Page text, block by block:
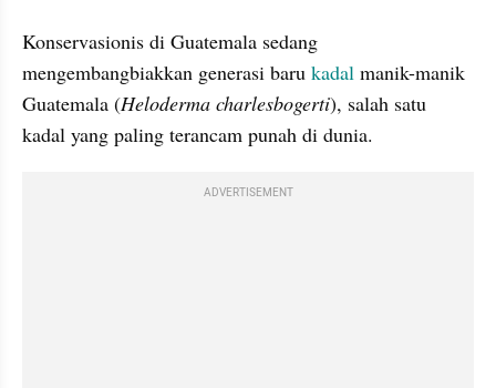
Konservasionis di Guatemala sedang
mengembangbiakkan generasi baru kadal manik-manik
Guatemala (Heloderma charlesbogerti), salah satu
kadal yang paling terancam punah di dunia.
ADVERTISEMENT